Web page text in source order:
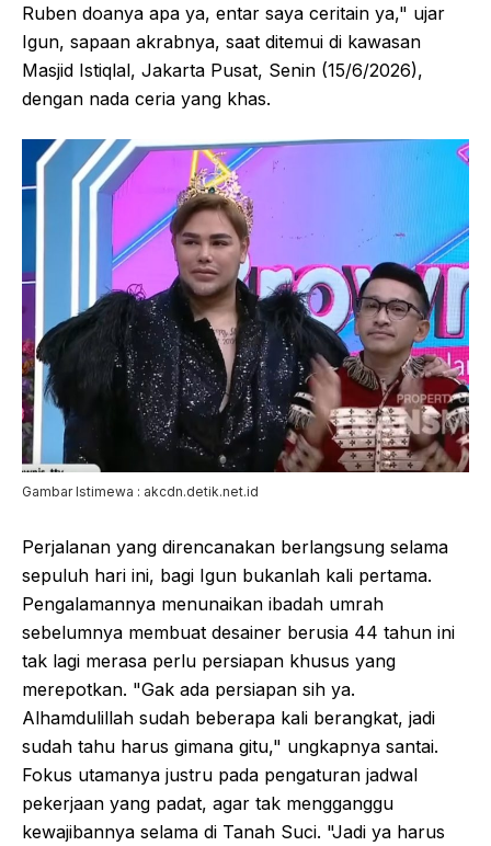
Ruben doanya apa ya, entar saya ceritain ya," ujar
Igun, sapaan akrabnya, saat ditemui di kawasan
Masjid Istiqlal, Jakarta Pusat, Senin (15/6/2026),
dengan nada ceria yang khas.
Gambar Istimewa : akcdn.detik.net.id
Perjalanan yang direncanakan berlangsung selama
sepuluh hari ini, bagi Igun bukanlah kali pertama.
Pengalamannya menunaikan ibadah umrah
sebelumnya membuat desainer berusia 44 tahun ini
tak lagi merasa perlu persiapan khusus yang
merepotkan. "Gak ada persiapan sih ya.
Alhamdulillah sudah beberapa kali berangkat, jadi
sudah tahu harus gimana gitu," ungkapnya santai.
Fokus utamanya justru pada pengaturan jadwal
pekerjaan yang padat, agar tak mengganggu
kewajibannya selama di Tanah Suci. "Jadi ya harus